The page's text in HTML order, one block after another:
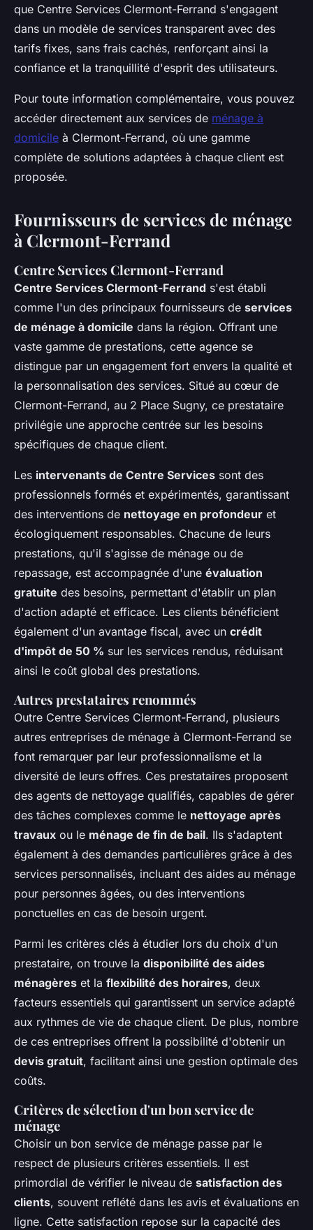
que Centre Services Clermont-Ferrand s'engagent
dans un modèle de services transparent avec des
tarifs fixes, sans frais cachés, renforçant ainsi la
confiance et la tranquillité d'esprit des utilisateurs.
Pour toute information complémentaire, vous pouvez
accéder directement aux services de ménage à
domicile à Clermont-Ferrand, où une gamme
complète de solutions adaptées à chaque client est
proposée.
Fournisseurs de services de ménage
à Clermont-Ferrand
Centre Services Clermont-Ferrand
Centre Services Clermont-Ferrand s'est établi
comme l'un des principaux fournisseurs de services
de ménage à domicile dans la région. Offrant une
vaste gamme de prestations, cette agence se
distingue par un engagement fort envers la qualité et
la personnalisation des services. Situé au cœur de
Clermont-Ferrand, au 2 Place Sugny, ce prestataire
privilégie une approche centrée sur les besoins
spécifiques de chaque client.
Les intervenants de Centre Services sont des
professionnels formés et expérimentés, garantissant
des interventions de nettoyage en profondeur et
écologiquement responsables. Chacune de leurs
prestations, qu'il s'agisse de ménage ou de
repassage, est accompagnée d'une évaluation
gratuite des besoins, permettant d'établir un plan
d'action adapté et efficace. Les clients bénéficient
également d'un avantage fiscal, avec un crédit
d'impôt de 50 % sur les services rendus, réduisant
ainsi le coût global des prestations.
Autres prestataires renommés
Outre Centre Services Clermont-Ferrand, plusieurs
autres entreprises de ménage à Clermont-Ferrand se
font remarquer par leur professionnalisme et la
diversité de leurs offres. Ces prestataires proposent
des agents de nettoyage qualifiés, capables de gérer
des tâches complexes comme le nettoyage après
travaux ou le ménage de fin de bail. Ils s'adaptent
également à des demandes particulières grâce à des
services personnalisés, incluant des aides au ménage
pour personnes âgées, ou des interventions
ponctuelles en cas de besoin urgent.
Parmi les critères clés à étudier lors du choix d'un
prestataire, on trouve la disponibilité des aides
ménagères et la flexibilité des horaires, deux
facteurs essentiels qui garantissent un service adapté
aux rythmes de vie de chaque client. De plus, nombre
de ces entreprises offrent la possibilité d'obtenir un
devis gratuit, facilitant ainsi une gestion optimale des
coûts.
Critères de sélection d'un bon service de
ménage
Choisir un bon service de ménage passe par le
respect de plusieurs critères essentiels. Il est
primordial de vérifier le niveau de satisfaction des
clients, souvent reflété dans les avis et évaluations en
ligne. Cette satisfaction repose sur la capacité des